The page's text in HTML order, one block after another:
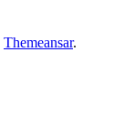
Themeansar.